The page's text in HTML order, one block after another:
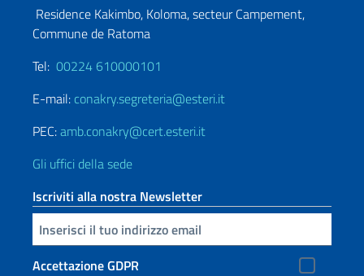
Residence Kakimbo, Koloma, secteur Campement,
Commune de Ratoma
Tel: 00224 610000101
E-mail: conakry.segreteria@esteri.it
PEC:amb.conakry@cert.esteri.it
Gli uffici della sede
Iscriviti alla nostra Newsletter
Inserisci la tua email
Accettazione GDPR